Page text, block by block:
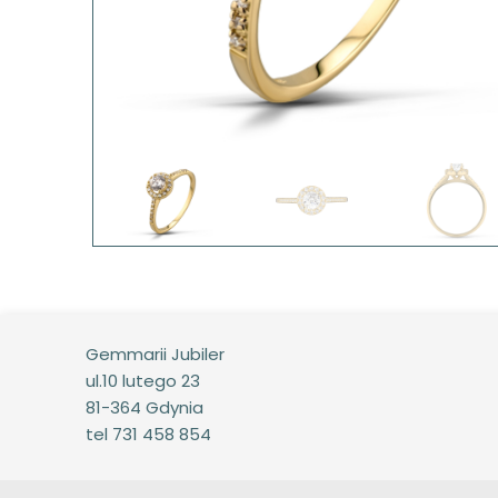
Gemmarii Jubiler
ul.10 lutego 23
81-364 Gdynia
tel 731 458 854